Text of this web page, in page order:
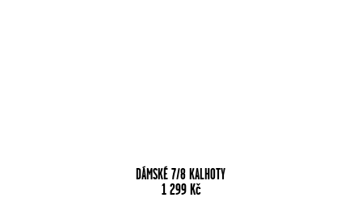
DÁMSKÉ 7/8 KALHOTY
1 299Kč